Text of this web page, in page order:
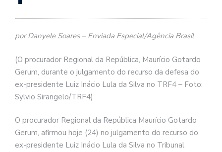
por Danyele Soares – Enviada Especial/Agência Brasil
(O procurador Regional da República, Maurício Gotardo
Gerum, durante o julgamento do recurso da defesa do
ex-presidente Luiz Inácio Lula da Silva no TRF4 – Foto:
Sylvio Sirangelo/TRF4)
O procurador Regional da República Maurício Gotardo
Gerum, afirmou hoje (24) no julgamento do recurso do
ex-presidente Luiz Inácio Lula da Silva no Tribunal